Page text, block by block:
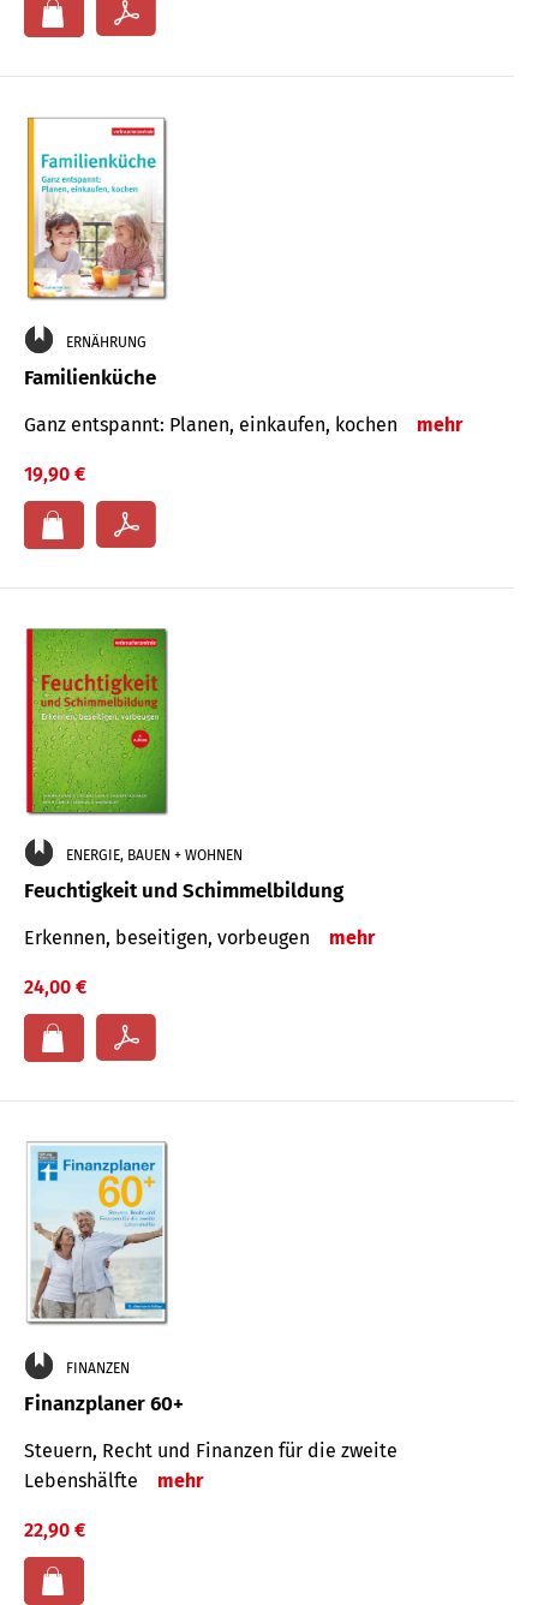
ERNÄHRUNG
Familienküche
Ganz entspannt: Planen, einkaufen, kochen mehr
19,90 €
ENERGIE, BAUEN + WOHNEN
Feuchtigkeit und Schimmelbildung
Erkennen, beseitigen, vorbeugen mehr
24,00 €
FINANZEN
Finanzplaner 60+
Steuern, Recht und Finanzen für die zweite
Lebenshälfte
mehr
22,90 €